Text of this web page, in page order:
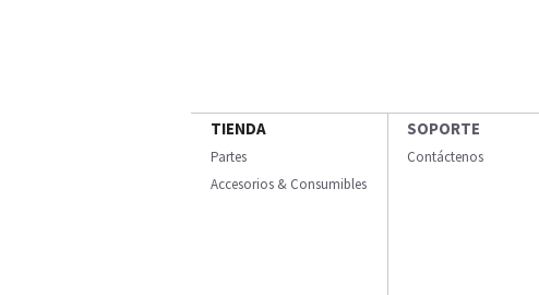
TIENDA
Partes
Accesorios & Consumibles
SOPORTE
Contáctenos